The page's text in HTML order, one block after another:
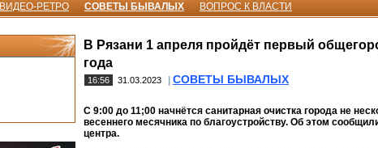
ВИДЕО-РЕТРО СОВЕТЫ БЫВАЛЫХ ВОПРОС К ВЛАСТИ
В Рязани 1 апреля пройдёт первый
года
16:56 31.03.2023 СОВЕТЫ БЫВАЛЫХ
С 9:00 до 11;00 начнётся санитарная очистка города не
весеннего месячника по благоустройству. Об этом
центра.